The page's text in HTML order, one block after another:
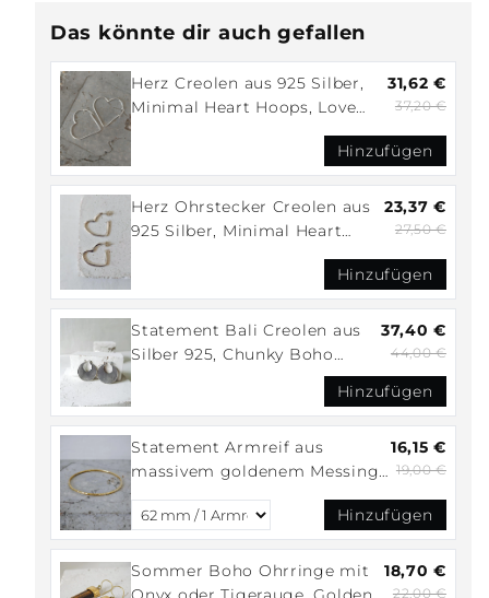
Das könnte dir auch gefallen
Herz Creolen aus 925 Silber,
Minimal Heart Hoops, Love
31,62 €
37,20 €
Hinzufügen
Herz Ohrstecker Creolen aus
925 Silber, Minimal Heart
23,37 €
27,50 €
Hinzufügen
Statement Bali Creolen aus
Silber 925, Chunky Boho
37,40 €
44,00 €
Hinzufügen
Statement Armreif aus
massivem goldenem Messing,
Armband massiv
16,15 €
19,00 €
Hinzufügen
Sommer Boho Ohrringe mit
18,70 €
22,00 €